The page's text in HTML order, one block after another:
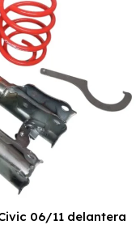
06/11 delantera